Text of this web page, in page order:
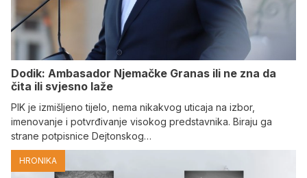
Dodik: Ambasador Njemačke Granas ili ne zna da
čita ili svjesno laže
PIK je izmišljeno tijelo, nema nikakvog uticaja na izbor,
imenovanje i potvrđivanje visokog predstavnika. Biraju ga
strane potpisnice Dejtonskog…
HRONIKA